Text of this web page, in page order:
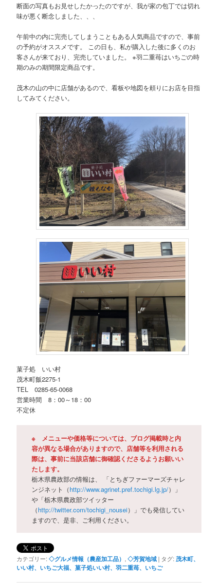
断面の写真もお見せしたかったのですが、我が家の包丁では切れ
味が悪く断念しました、、、
午前中の内に完売してしまうこともある人気商品ですので、事前
の予約がオススメです。 この日も、私が購入した後に多くのお
客さんが来ており、完売していました。 ※羽二重苺はいちごの時
期のみの期間限定商品です。
茂木の山の中に店舗があるので、看板や地図を頼りにお店を目指
してみてください。
菓子処 いい村
茂木町飯2275-1
TEL 0285-65-0068
営業時間 8：00～18：00
不定休
※ メニューや価格等については、ブログ掲載時と内
容が異なる場合がありますので、店舗等を利用される
際は、事前に当該店舗に御確認くださるようお願いい
たします。
栃木県農政部の情報は、 「とちぎファーマーズチャレ
ンジネット（http://www.agrinet.pref.tochigi.lg.jp/）」
や「栃木県農政部ツイッター
（http://twitter.com/tochigi_nousei）」でも発信してい
ますので、是非、ご利用ください。
カテゴリー:◇グルメ情報（農産加工品） ,◇芳賀地域 | タグ: 茂木町、
いい村、いちご大福、菓子処いい村、羽二重苺、いちご